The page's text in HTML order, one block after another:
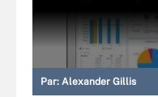
Par: Alexander Gillis